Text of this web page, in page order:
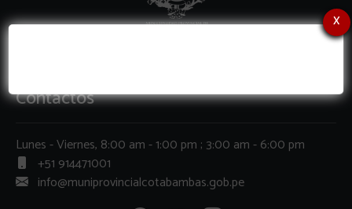
x
Contactos
Lunes - Viernes, 8:00 am - 1:00 pm ; 3:00 am - 6:00 pm
+51 914471001
info@muniprovincialcotabambas.gob.pe